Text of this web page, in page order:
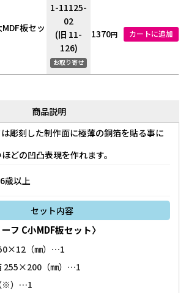
板セッ
1-11125-
02
(旧 11-
126)
お取り寄せ
1370円 カートに追加
商品説明
彫刻した制作面に極薄の銅箔を貼る事に
どの凹凸表現を作れます。
6歳以上
セット内容
フ C小MDF板セット〉
（㎜）…1
255×200（㎜）…1
※）…1